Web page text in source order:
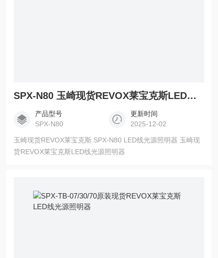
SPX-N80 玉崎现货REVOX莱宝克斯LED线光源照明器
产品型号
SPX-N80
更新时间
2025-12-02
玉崎现货REVOX莱宝克斯 SPX-N80 LED线光源照明器 玉崎现
货REVOX莱宝克斯LED线光源照明器